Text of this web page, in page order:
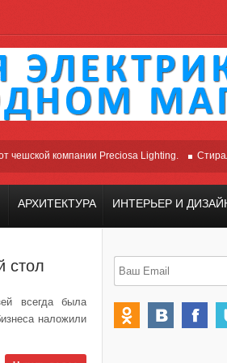
компании Preciosa Lighting.
АРХИТЕКТУРА ИНТЕРЬЕР И
стол
всегда была
наложили